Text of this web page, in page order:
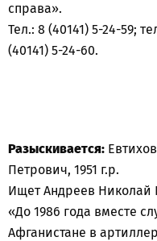
справа».
Тел.: 8 (40141) 5-24-59;
(40141) 5-24-60.
Разыскивается:
Петрович, 1951 г.р.
Ищет Андреев Николай
«До 1986 года вместе
Афганистане в